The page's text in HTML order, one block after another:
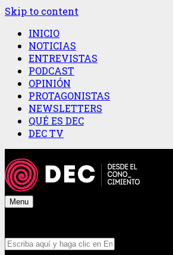
Skip to content
INICIO
NOTICIAS
ENTREVISTAS
PODCAST
OPINIÓN
PROTAGONISTAS
NEWSLETTERS
QUÉ ES DEC
DEC TV
Menu